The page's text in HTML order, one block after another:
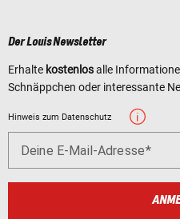
Der Louis Newsletter
Erhalte kostenlosalle
Schnäppchen oder interessante
Hinweis zum Datenschutz
Deine E-Mail-Adresse